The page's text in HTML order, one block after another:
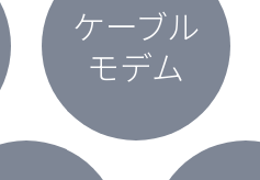
ケーブル
モデム